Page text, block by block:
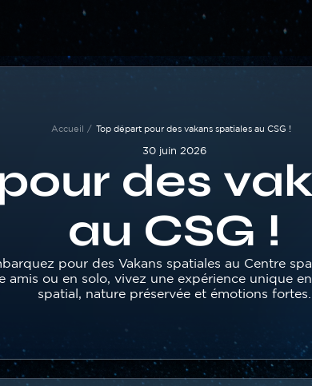
Accueil Top départ pour des vakans spatiales au CSG !
30 juin 2026
des
au CSG !
pour des Vakans spatiales au Centre
amis ou en solo, vivez une expérience unique
spatial, nature préservée et émotions fortes.